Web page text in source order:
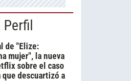
Perfil
de "Elize:
mujer", la nueva
sobre el caso
que descuartizó a